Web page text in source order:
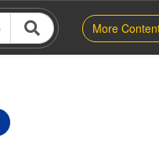
More